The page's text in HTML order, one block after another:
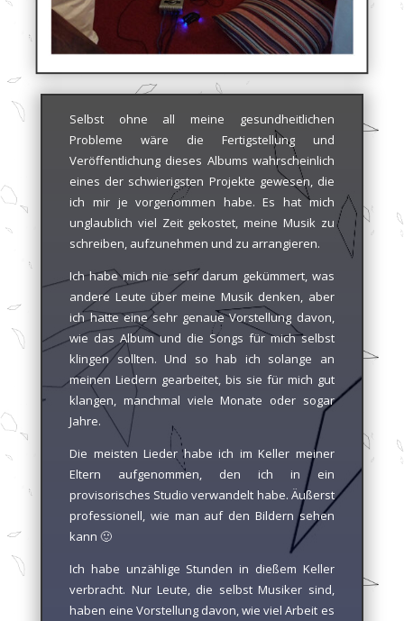
Selbst ohne all meine gesundheitlichen
Probleme wäre die Fertigstellung und
Veröffentlichung dieses Albums wahrscheinlich
eines der schwierigsten Projekte gewesen, die
ich mir je vorgenommen habe. Es hat mich
unglaublich viel Zeit gekostet, meine Musik zu
schreiben, aufzunehmen und zu arrangieren.
Ich habe mich nie sehr darum gekümmert, was
andere Leute über meine Musik denken, aber
ich hatte eine sehr genaue Vorstellung davon,
wie das Album und die Songs für mich selbst
klingen sollten. Und so hab ich solange an
meinen Liedern gearbeitet, bis sie für mich gut
klangen, manchmal viele Monate oder sogar
Jahre.
Die meisten Lieder habe ich im Keller meiner
Eltern aufgenommen, den ich in ein
provisorisches Studio verwandelt habe. Äußerst
professionell, wie man auf den Bildern sehen
kann 🙂
Ich habe unzählige Stunden in dießem Keller
verbracht. Nur Leute, die selbst Musiker sind,
haben eine Vorstellung davon, wie viel Arbeit es